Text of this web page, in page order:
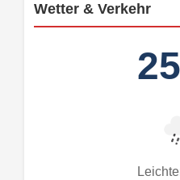
Wetter & Verkehr